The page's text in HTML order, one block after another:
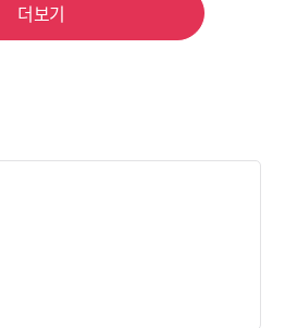
더보기